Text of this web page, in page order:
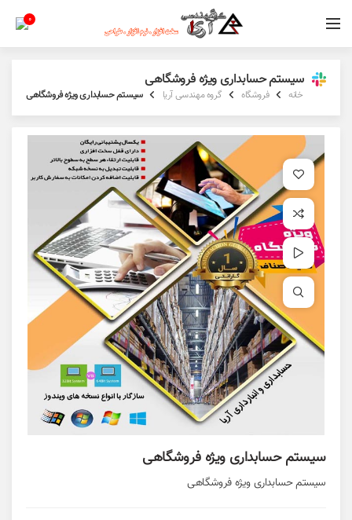
0
سیستم حسابداری ویژه فروشگاهی
خانه فروشگاه گروه مهندسی آریا سیستم حسابداری ویژه فروشگاهی
افزودن به علاقه مندی
افزودن به مقایسه
مشاهده ویدئو
برای بزرگنمایی کلیک کنید
سیستم حسابداری ویژه فروشگاهی
سیستم حسابداری ویژه فروشگاهی